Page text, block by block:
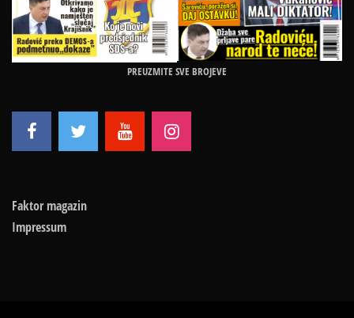
PREUZMITE SVE BROJEVE
Faktor magazin
Impressum